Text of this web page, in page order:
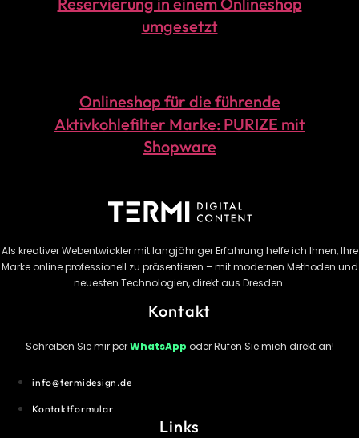
umgesetzt
Onlineshop für die führende
Aktivkohlefilter Marke: PURIZE mit
Shopware
Als kreativer Webentwickler mit langjähriger Erfahrung helfe ich Ihnen, Ihre
Marke online professionell zu präsentieren – mit modernen Methoden und
neuesten Technologien, direkt aus Dresden.
Kontakt
Schreiben Sie mir perWhatsApp oder Rufen Sie mich direkt an!
info@termidesign.de
Kontaktformular
Links